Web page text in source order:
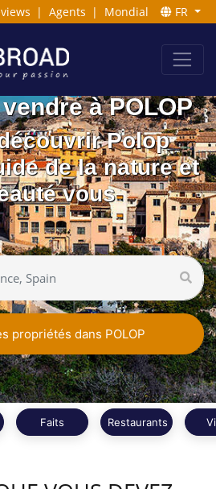
| Agents | Mondial FR
à POLOP
Polop
de la nature et
vous
propriétés dans POLOP
Faits Restaurants